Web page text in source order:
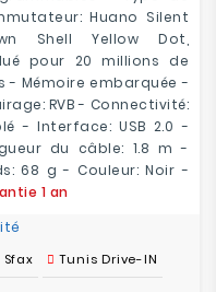
Huano Silent
Shell Yellow Dot,
pour 20 millions de
- Mémoire embarquée -
RVB - Connectivité:
- Interface: USB 2.0 -
du câble: 1.8 m -
68 g - Couleur: Noir -
1 an
Sfax Tunis Drive-IN